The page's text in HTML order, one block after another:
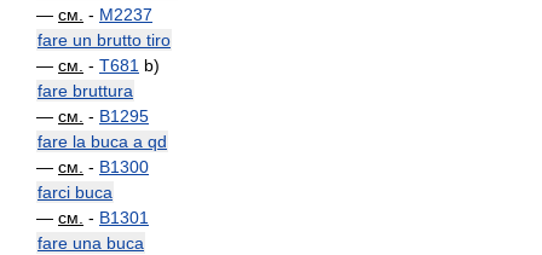
— см. - M2237
fare un brutto tiro
— см. - T681 b)
fare bruttura
— см. - B1295
fare la buca a qd
— см. - B1300
farci buca
— см. - B1301
fare una buca